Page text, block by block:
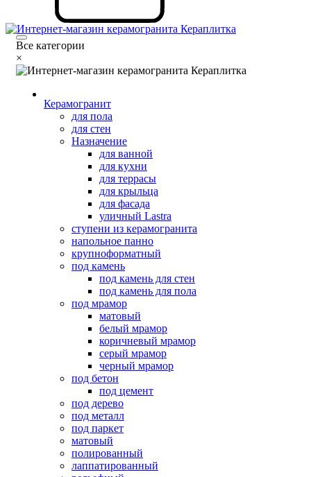
Все категории
×
Керамогранит
для пола
для стен
Назначение
для ванной
для кухни
для террасы
для крыльца
для фасада
уличный Lastra
ступени из керамогранита
напольное панно
крупноформатный
под камень
под камень для стен
под камень для пола
под мрамор
матовый
белый мрамор
коричневый мрамор
серый мрамор
черный мрамор
под бетон
под цемент
под дерево
под металл
под паркет
матовый
полированный
лаппатированный